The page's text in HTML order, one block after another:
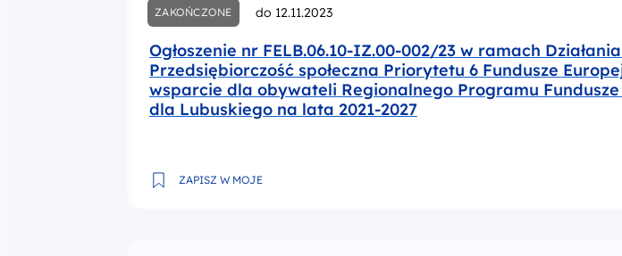
ZAKOŃCZONE do 12.11.2023
Ogłoszenie nr FELB.06.10-IZ.00-002/23 w ramach
Przedsiębiorczość społeczna Priorytetu 6 Fundusze
wsparcie dla obywateli Regionalnego Programu
dla Lubuskiego na lata 2021-2027
ZAPISZ W MOJE
Ogłoszenie nr FELB.06.10-IZ.00-002/23 w ramach Działania 6.10